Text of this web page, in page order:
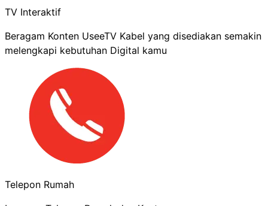
TV Interaktif
Beragam Konten UseeTV Kabel yang disediakan semakin
melengkapi kebutuhan Digital kamu
Telepon Rumah